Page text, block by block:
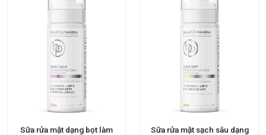
Sữa rửa mặt dạng bọt làm
Sữa rửa mặt sạch sâu dạng